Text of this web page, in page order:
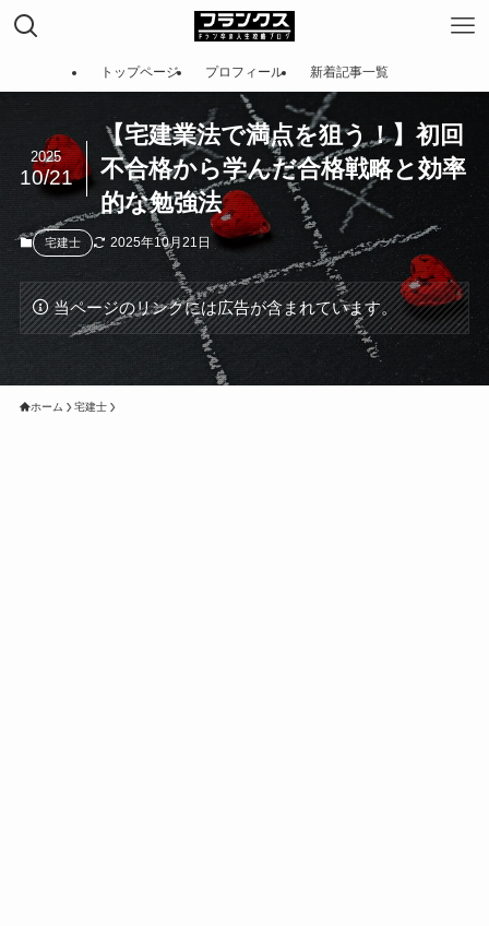
トップページ プロフィール 新着記事一覧
【宅建業法で満点を狙う！】初回
不合格から学んだ合格戦略と効率
的な勉強法
2025
10/21
宅建士 2025年10月21日
当ページのリンクには広告が含まれています。
ホーム 宅建士